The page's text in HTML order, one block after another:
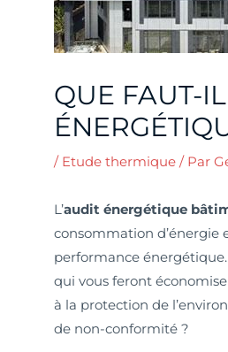
QUE FAUT-
/ Etude thermique / Par
L’audit énergétique
consommation d’énergie
performance
qui vous feront
à la protection de
de non-conformité ?